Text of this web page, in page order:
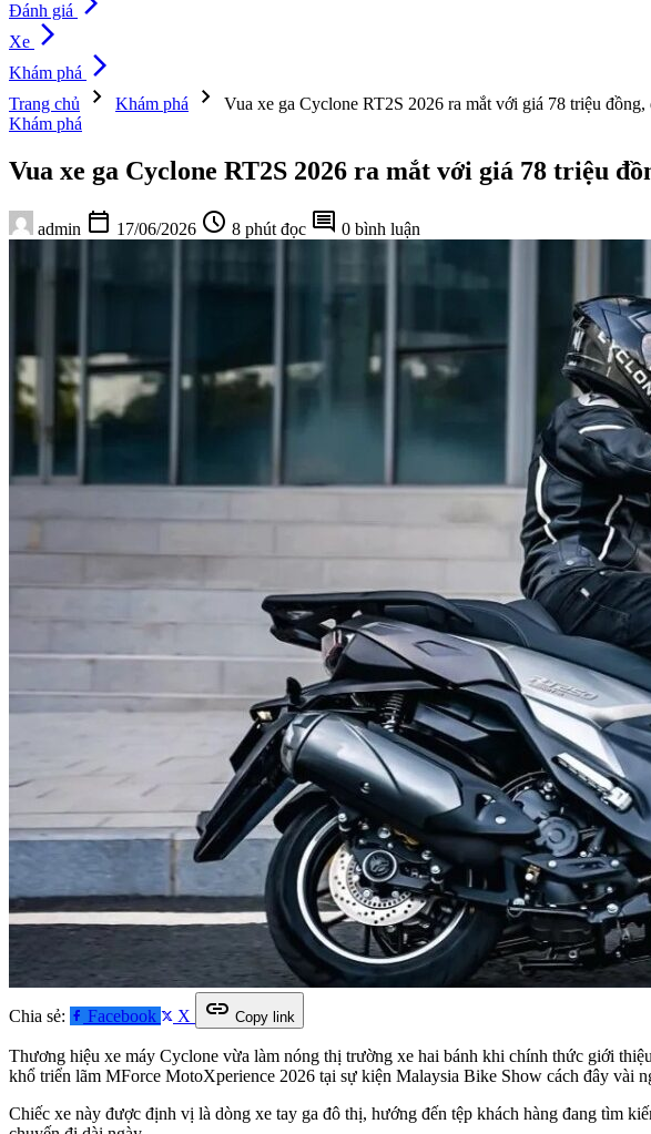
Đánh giá
Xe arrow_forward_ios
Khám phá arrow_forward_ios
Trang chủ chevron_right Khám phá chevron_right
Vua xe ga Cyclone RT2S 2026 ra mắt với giá 78 triệu
Khám phá
Vua xe ga Cyclone RT2S 2026 ra mắt với giá 78 triệu
admin calendar_today 17/06/2026 schedule 8 phút đọc comment 0 bình luận
Chia sẻ: Facebook X link Copy link
Thương hiệu xe máy Cyclone vừa làm nóng thị trường xe hai bánh khi chính thức giới
khổ triển lãm MForce MotoXperience 2026 tại sự kiện Malaysia Bike Show cách đây vài
Chiếc xe này được định vị là dòng xe tay ga đô thị, hướng đến tệp khách hàng đang tìm